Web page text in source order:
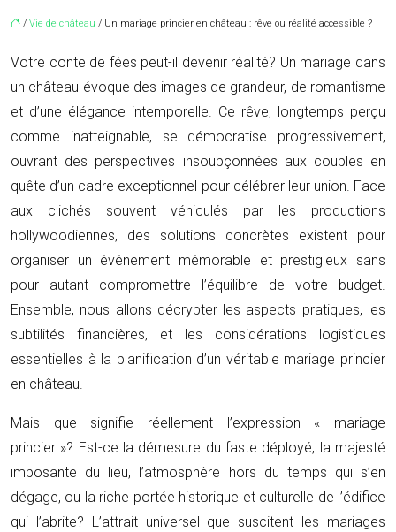
/ Vie de château / Un mariage princier en château : rêve ou réalité accessible ?
Votre conte de fées peut-il devenir réalité? Un mariage dans
un château évoque des images de grandeur, de romantisme
et d’une élégance intemporelle. Ce rêve, longtemps perçu
comme inatteignable, se démocratise progressivement,
ouvrant des perspectives insoupçonnées aux couples en
quête d’un cadre exceptionnel pour célébrer leur union. Face
aux clichés souvent véhiculés par les productions
hollywoodiennes, des solutions concrètes existent pour
organiser un événement mémorable et prestigieux sans
pour autant compromettre l’équilibre de votre budget.
Ensemble, nous allons décrypter les aspects pratiques, les
subtilités financières, et les considérations logistiques
essentielles à la planification d’un véritable mariage princier
en château.
Mais que signifie réellement l’expression « mariage
princier »? Est-ce la démesure du faste déployé, la majesté
imposante du lieu, l’atmosphère hors du temps qui s’en
dégage, ou la riche portée historique et culturelle de l’édifice
qui l’abrite? L’attrait universel que suscitent les mariages